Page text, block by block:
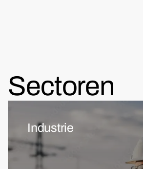
Sectoren
Industrie